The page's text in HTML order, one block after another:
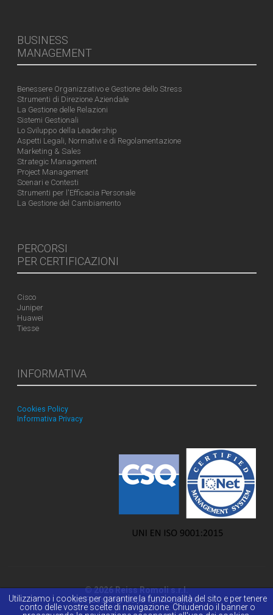
BUSINESS
MANAGEMENT
Benessere Organizzativo e Gestione dello Stress
Strumenti di Direzione Aziendale
La Gestione delle Relazioni
Sistemi Gestionali
Lo Sviluppo della Leadership
Aspetti Legali, Normativi e di Regolamentazione
Marketing & Sales
Strategic Management
Project Management
Scenari e Contesti
Strumenti per l'Efficacia Personale
La Gestione del Cambiamento
PERCORSI
PER CERTIFICAZIONI
Cisco
Juniper
Huawei
Tiesse
INFORMATIVA
Cookies Policy
Informativa Privacy
© 2026 Reiss Romoli s.r.l.
La Passione della Conoscenza.
Utilizziamo i cookies per garantire la funzionalità del sito e per tenere
conto delle vostre scelte di navigazione. Chiudendo il banner o